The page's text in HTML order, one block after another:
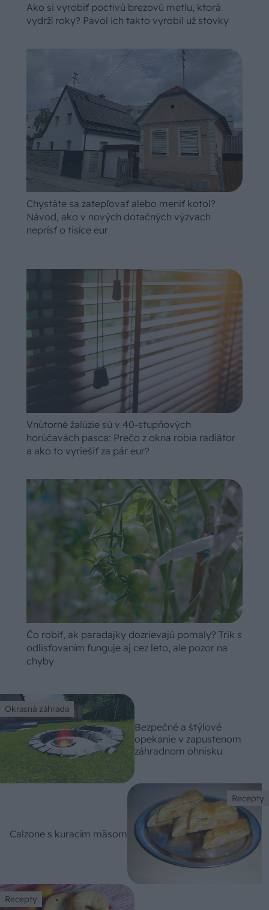
Ako si vyrobiť poctivú brezovú metlu, ktorá
vydrží roky? Pavol ich takto vyrobil už stovky
Chystáte sa zatepľovať alebo meniť kotol?
Návod, ako v nových dotačných výzvach
neprísť o tisíce eur
Vnútorné žalúzie sú v 40-stupňových
horúčavách pasca: Prečo z okna robia radiátor
a ako to vyriešiť za pár eur?
Čo robiť, ak paradajky dozrievajú pomaly? Trik s
odlisťovaním funguje aj cez leto, ale pozor na
chyby
Okrasná záhrada
Bezpečné a štýlové
opekanie v zapustenom
záhradnom ohnisku
Recepty
Calzone s kuracím mäsom
Recepty